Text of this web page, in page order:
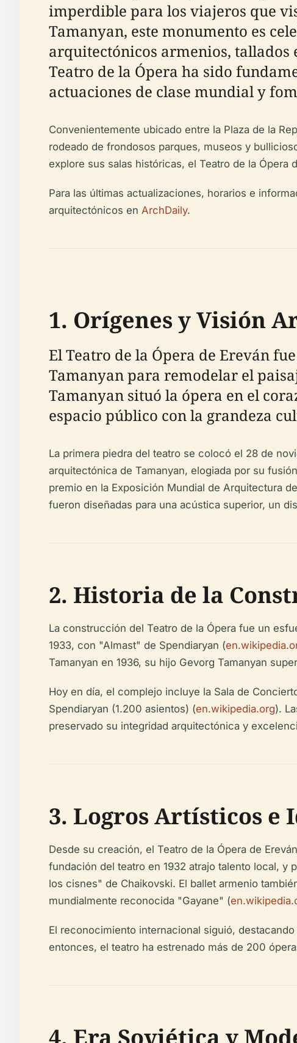
imperdible para los viajeros que
Tamanyan, este monumento es
arquitectónicos armenios, tallados
Teatro de la Ópera ha sido
actuaciones de clase mundial y
Convenientemente ubicado entre la Plaza de la
rodeado de frondosos parques, museos y
explore sus salas históricas, el Teatro de la
Para las últimas actualizaciones, horarios e
arquitectónicos en ArchDaily.
1. Orígenes y Visión
El Teatro de la Ópera de Ereván
Tamanyan para remodelar el
Tamanyan situó la ópera en el
espacio público con la grandeza
La primera piedra del teatro se colocó el 28 de
arquitectónica de Tamanyan, elogiada por su
premio en la Exposición Mundial de Arquitectura
fueron diseñadas para una acústica superior, un
2. Historia de la
La construcción del Teatro de la Ópera fue un
1933, con "Almast" de Spendiaryan (
Tamanyan en 1936, su hijo Gevorg Tamanyan
Hoy en día, el complejo incluye la Sala de
Spendiaryan (1.200 asientos) (en.wikipedia.org).
preservado su integridad arquitectónica y
3. Logros Artísticos e
Desde su creación, el Teatro de la Ópera de
fundación del teatro en 1932 atrajo talento local, y
los cisnes" de Chaikovski. El ballet armenio
mundialmente reconocida "Gayane" (
El reconocimiento internacional siguió,
entonces, el teatro ha estrenado más de 200